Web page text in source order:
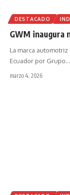
DESTACADO
GWM inaugura
La marca
Ecuador por Grupo…
marzo 4, 2026